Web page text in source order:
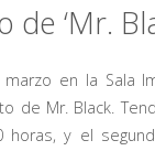
de ‘Mr.
marzo en la Sala
de Mr. Black.
horas, y el